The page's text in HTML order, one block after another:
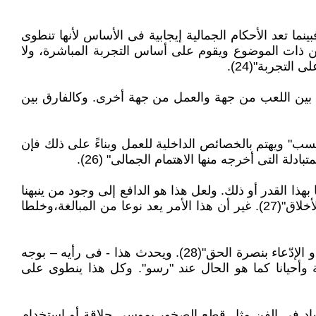
تعد الأحكام الجمالية إيجابية فى الأساس لأنها تنطوى
ذات الموضوع ويقوم على أساس التجربة المباشرة، ولا
بين اللعب من جهة والعمل من جهة أخرى. وكالفارق بين
ويهتم بالخصائص الداخلية للعمل وبناءً على ذلك فإن
التى أخرجه منها الاهتمام الجمالى" (26).
بهذا القدر أو ذلك. ولعل هذا هو الدافع إلى وجود من ينبهنا
دائما- منذ أيام أفلاطون- "إلى أن الفن قد يكون ضارًا ولا سيما بالنسبة للصغار، فمن الممكن ان يحطم الشخصية أو يهدم الأخلاق"(27). غير أن هذا الأمر يعد نوعا من المبالغة،وخلطا
ويرى "برتيلمى" أن تشدد هؤلاء (الأخلاقيين) إنما يرجع إلى التشوّه المهنى أو إلى المبالغة فى التحمس، وإلى تضييق التفكير أو الإدّعاء بنصرة الحق"(28). ويحدث هذا - فى رأيه – بوجه
وأحيانا كما هو الحال عند "رسو". وكل هذا ينطوى على